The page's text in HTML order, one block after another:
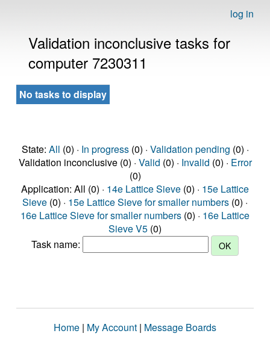
log in
Validation inconclusive tasks for
computer 7230311
No tasks to display
State: All (0) · In progress(0) · Validation pending (0) ·
Validation inconclusive (0) · Valid (0) · Invalid (0) · Error
(0)
Application: All (0) · 14e Lattice Sieve (0) · 15e Lattice
Sieve (0) · 15e Lattice Sieve for smaller numbers (0) ·
16e Lattice Sieve for smaller numbers (0) · 16e Lattice
Sieve V5 (0)
Task name:
Home | My Account | Message Boards